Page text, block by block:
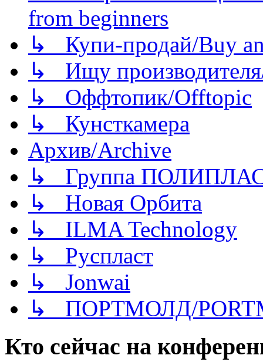
from beginners
↳ Купи-продай/Buy
↳ Ищу
↳ Оффтопик/Offtopic
↳ Кунсткамера
Архив/Archive
↳ Группа
↳ Новая Орбита
↳ ILMA Technology
↳ Руспласт
↳ Jonwai
↳ ПОРТМОЛД/
Кто сейчас на